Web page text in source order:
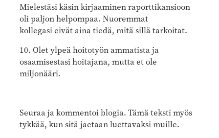
Mielestäsi käsin kirjaaminen raporttikansioon
oli paljon helpompaa. Nuoremmat
kollegasi eivät aina tiedä, mitä sillä tarkoitat.
10. Olet ylpeä hoitotyön ammatista ja
osaamisestasi hoitajana, mutta et ole
miljonääri.
Seuraa ja kommentoi blogia. Tämä teksti myös
tykkää, kun sitä jaetaan luettavaksi muille.